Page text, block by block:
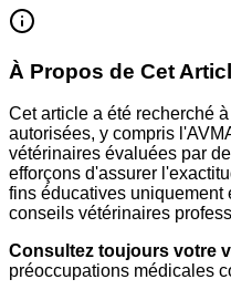
À Propos de Cet
Cet article a été recherché
autorisées, y compris
vétérinaires évaluées par
efforçons d'assurer
fins éducatives uniquement
conseils vétérinaires
Consultez toujours votre
préoccupations médicales